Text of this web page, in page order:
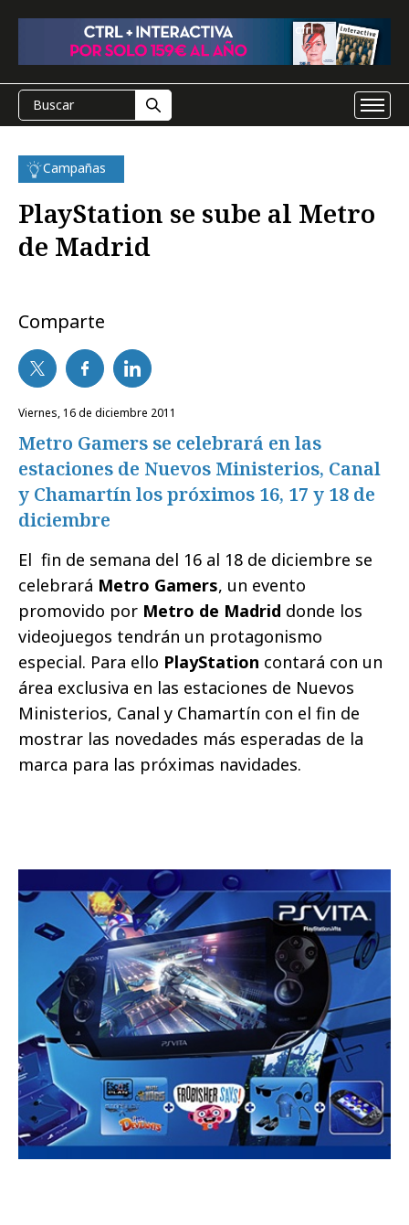
Campañas
PlayStation se sube al Metro
de Madrid
Comparte
viernes, 16 de diciembre 2011
Metro Gamers se celebrará en las
estaciones de Nuevos Ministerios, Canal
y Chamartín los próximos 16, 17 y 18 de
diciembre
El fin de semana del 16 al 18 de diciembre se
celebrará Metro Gamers, un evento
promovido por Metro de Madrid donde los
videojuegos tendrán un protagonismo
especial. Para ello PlayStation contará con un
área exclusiva en las estaciones de Nuevos
Ministerios, Canal y Chamartín con el fin de
mostrar las novedades más esperadas de la
marca para las próximas navidades.